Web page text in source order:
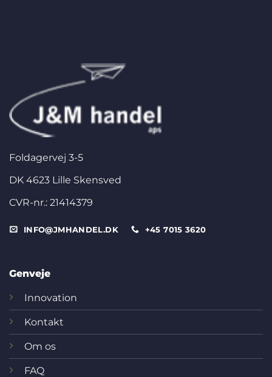
Foldagervej 3-5
DK 4623 Lille Skensved
CVR-nr.: 21414379
INFO@JMHANDEL.DK +45 7015 3620
Genveje
Innovation
Kontakt
Om os
FAQ